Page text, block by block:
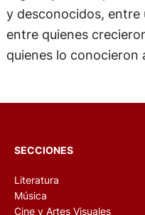
orgullo y lucha que se
y desconocidos,
entre quienes
Literatura
Música